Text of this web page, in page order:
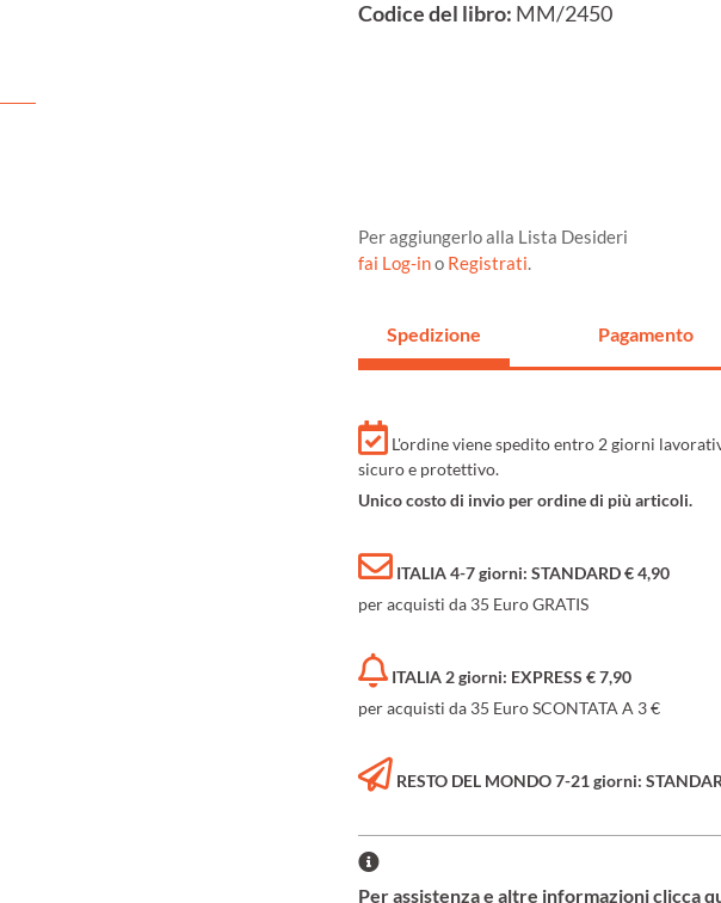
Codice del libro: MM/2450
Per aggiungerlo alla Lista Desideri
fai Log-ino Registrati.
Spedizione Pagamento
L'ordine viene spedito entro 2 giorni
sicuro e protettivo.
Unico costo di invio per ordine di più articoli.
ITALIA 4-7 giorni: STANDARD € 4,90
per acquisti da 35 Euro GRATIS
ITALIA 2 giorni: EXPRESS € 7,90
per acquisti da 35 Euro SCONTATA A 3 €
RESTO DEL MONDO 7-21 giorni:
Per assistenza e altre informazioni clicca